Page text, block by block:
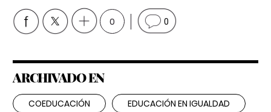
0 0
ARCHIVADO EN
COEDUCACIÓN EDUCACIÓN EN IGUALDAD